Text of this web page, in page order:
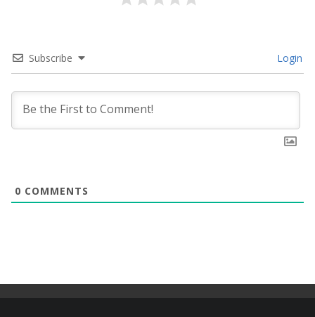
Subscribe Login
0 COMMENTS